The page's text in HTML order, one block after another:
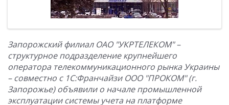
Запорожский филиал ОАО "УКРТЕЛЕКОМ" –
структурное подразделение крупнейшего
оператора телекоммуникационного рынка Украины
– совместно с 1С:Франчайзи ООО "ПРОКОМ" (г.
Запорожье) объявили о начале промышленной
эксплуатации системы учета на платформе